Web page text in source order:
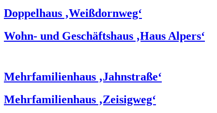
Doppelhaus ‚Weißdornweg‘
Wohn- und Geschäftshaus ‚Haus Alpers‘
Mehrfamilienhaus ‚Jahnstraße‘
Mehrfamilienhaus ‚Zeisigweg‘